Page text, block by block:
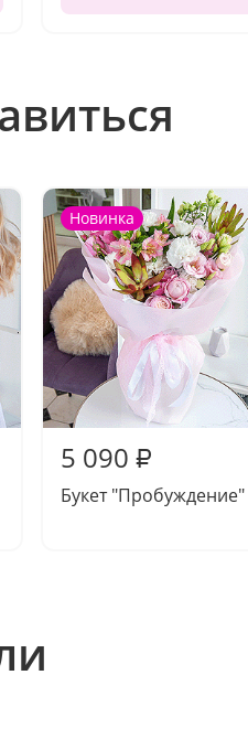
Новинка
5 090 ₽
Букет "Пробуждение"